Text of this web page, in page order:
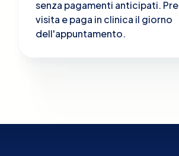
senza pagamenti anticipati.
visita e paga in clinica il giorno
dell'appuntamento.